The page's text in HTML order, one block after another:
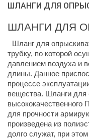
ШЛАНГИ ДЛЯ
ШЛАНГИ ДЛЯ
Шланг для
трубку, по которой
давлением воздуха и
длины. Данное
процессе
вещества. Шланги для
для прочности
произведена из
долго служат, при